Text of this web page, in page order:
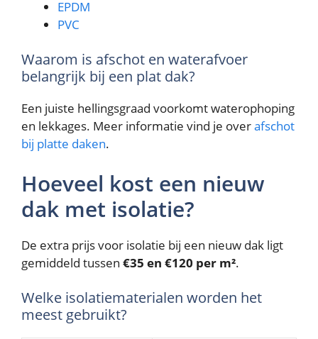
EPDM
PVC
Waarom is afschot en waterafvoer
belangrijk bij een plat dak?
Een juiste hellingsgraad voorkomt waterophoping
en lekkages. Meer informatie vind je overafschot
bij platte daken.
Hoeveel kost een nieuw
dak met isolatie?
De extra prijs voor isolatie bij een nieuw dak ligt
gemiddeld tussen €35 en €120 per m².
Welke isolatiematerialen worden het
meest gebruikt?